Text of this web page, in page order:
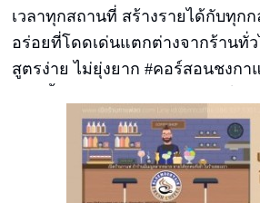
เวลาทุกสถานที่ สร้างรายได้กับทุก
อร่อยที่โดดเด่นแตกต่างจากร้านทั่
สูตรง่าย ไม่ยุ่งยาก #คอร์สอนชงก
สด สูตรปังเย็นบิงซู เปิดได้ 6 ร้าน เรี